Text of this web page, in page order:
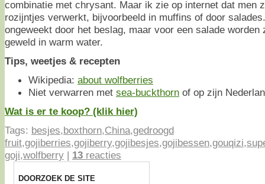
combinatie met chrysant. Maar ik zie op internet dat men
rozijntjes verwerkt, bijvoorbeeld in muffins of door
ongeweekt door het beslag, maar voor een salade worden
geweld in warm water.
Tips, weetjes & recepten
Wikipedia: about wolfberries
Niet verwarren met sea-buckthorn of op zijn
Wat is er te koop? (klik hier)
Tags: besjes,boxthorn,China,gedroogd
fruit,gojiberries,gojiberry,gojibesjes,gojibessen,gouqizi,
goji,wolfberry | 13 reacties
DOORZOEK DE SITE